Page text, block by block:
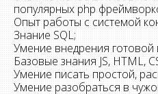
популярных php
Опыт работы с системой
Знание SQL;
Умение внедрения готовой
Базовые знания JS, HTML,
Умение писать простой,
Умение разобраться в